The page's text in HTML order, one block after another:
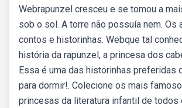
Webrapunzel cresceu e se tomou a
sob o sol. A torre não possuía nem. Os
contos e historinhas. Webque tal
história da rapunzel, a princesa dos
Essa é uma das historinhas preferidas
para dormir!. Colecione os mais
princesas da literatura infantil de todos